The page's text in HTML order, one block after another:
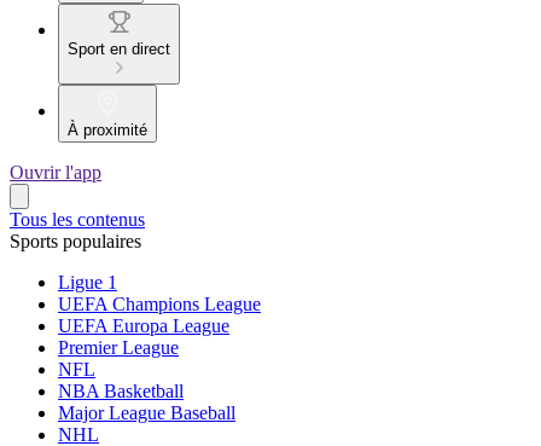
Sport en direct
À proximité
Ouvrir l'app
Tous les contenus
Sports populaires
Ligue 1
UEFA Champions League
UEFA Europa League
Premier League
NFL
NBA Basketball
Major League Baseball
NHL